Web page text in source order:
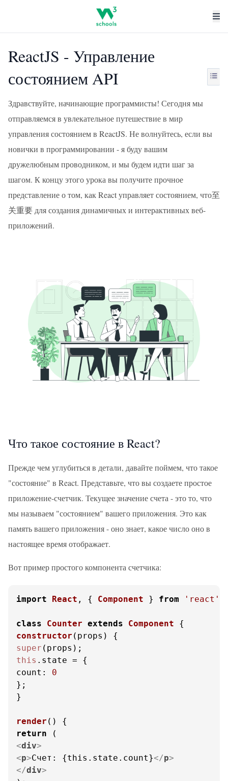
ReactJS - Управление
состоянием API
Здравствуйте, начинающие программисты! Сегодня мы
отправляемся в увлекательное путешествие в мир
управления состоянием в ReactJS. Не волнуйтесь, если вы
новички в программировании - я буду вашим
дружелюбным проводником, и мы будем идти шаг за
шагом. К концу этого урока вы получите прочное
представление о том, как React управляет состоянием, что至
关重要 для создания динамичных и интерактивных веб-
приложений.
Что такое состояние в React?
Прежде чем углубиться в детали, давайте поймем, что такое
"состояние" в React. Представьте, что вы создаете простое
приложение-счетчик. Текущее значение счета - это то, что
мы называем "состоянием" вашего приложения. Это как
память вашего приложения - оно знает, какое число оно в
настоящее время отображает.
Вот пример простого компонента счетчика:
import React , { Component } from 'react'
class Counter extends Component
constructor ( props
super
this . state
count : 0
};
}
render (
return
<div>
<p>Счет: {this.state.count}</p>
</div>